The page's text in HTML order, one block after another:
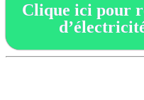
Clique ici pour